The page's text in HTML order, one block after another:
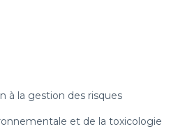
à la gestion des risques
et de la toxicologie